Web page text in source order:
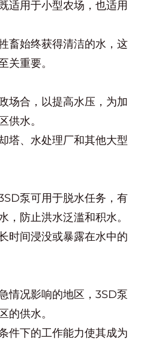
适用于小型农场，也适用
畜始终获得清洁的水，这
关重要。
场合，以提高水压，为加
供水。
塔、水处理厂和其他大型
泵可用于脱水任务，有
，防止洪水泛滥和积水。
时间浸没或暴露在水中的
情况影响的地区，3SD泵
的供水。
件下的工作能力使其成为